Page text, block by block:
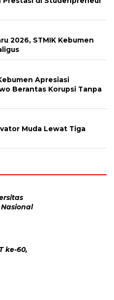
2026, STMIK Kebumen
Apresiasi
Berantas Korupsi Tanpa
Muda Lewat Tiga
ke-60,